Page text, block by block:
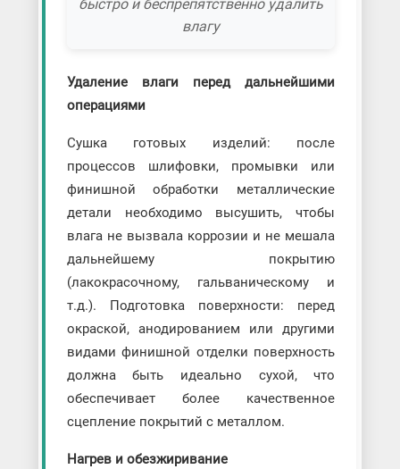
быстро и беспрепятственно удалить
влагу
Удаление влаги перед дальнейшими
операциями
Сушка готовых изделий: после
процессов шлифовки, промывки или
финишной обработки металлические
детали необходимо высушить, чтобы
влага не вызвала коррозии и не мешала
дальнейшему покрытию
(лакокрасочному, гальваническому и
т.д.). Подготовка поверхности: перед
окраской, анодированием или другими
видами финишной отделки поверхность
должна быть идеально сухой, что
обеспечивает более качественное
сцепление покрытий с металлом.
Нагрев и обезжиривание